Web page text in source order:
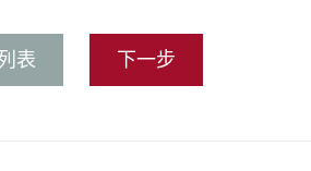
表 下一步